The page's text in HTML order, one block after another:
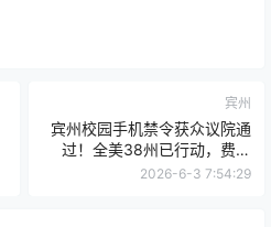
宾州
宾州校园手机禁令获众议院通
过！全美38州已行动，费郊
Main Line四大学区手机政策现
2026-6-3 7:54:29